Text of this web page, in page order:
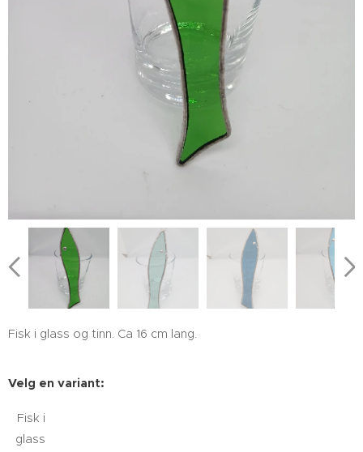
Fisk i glass og tinn. Ca 16 cm lang.
Velg en variant:
Fisk i
glass